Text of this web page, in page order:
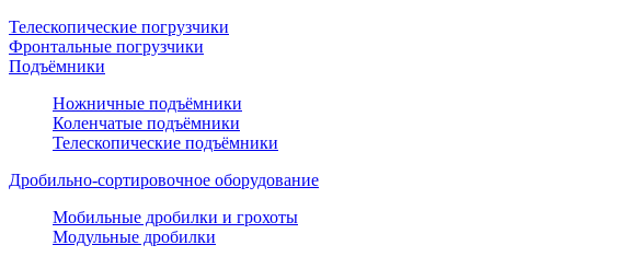
Телескопические погрузчики
Фронтальные погрузчики
Подъёмники
Ножничные подъёмники
Коленчатые подъёмники
Телескопические подъёмники
Дробильно-сортировочное оборудование
Мобильные дробилки и грохоты
Модульные дробилки